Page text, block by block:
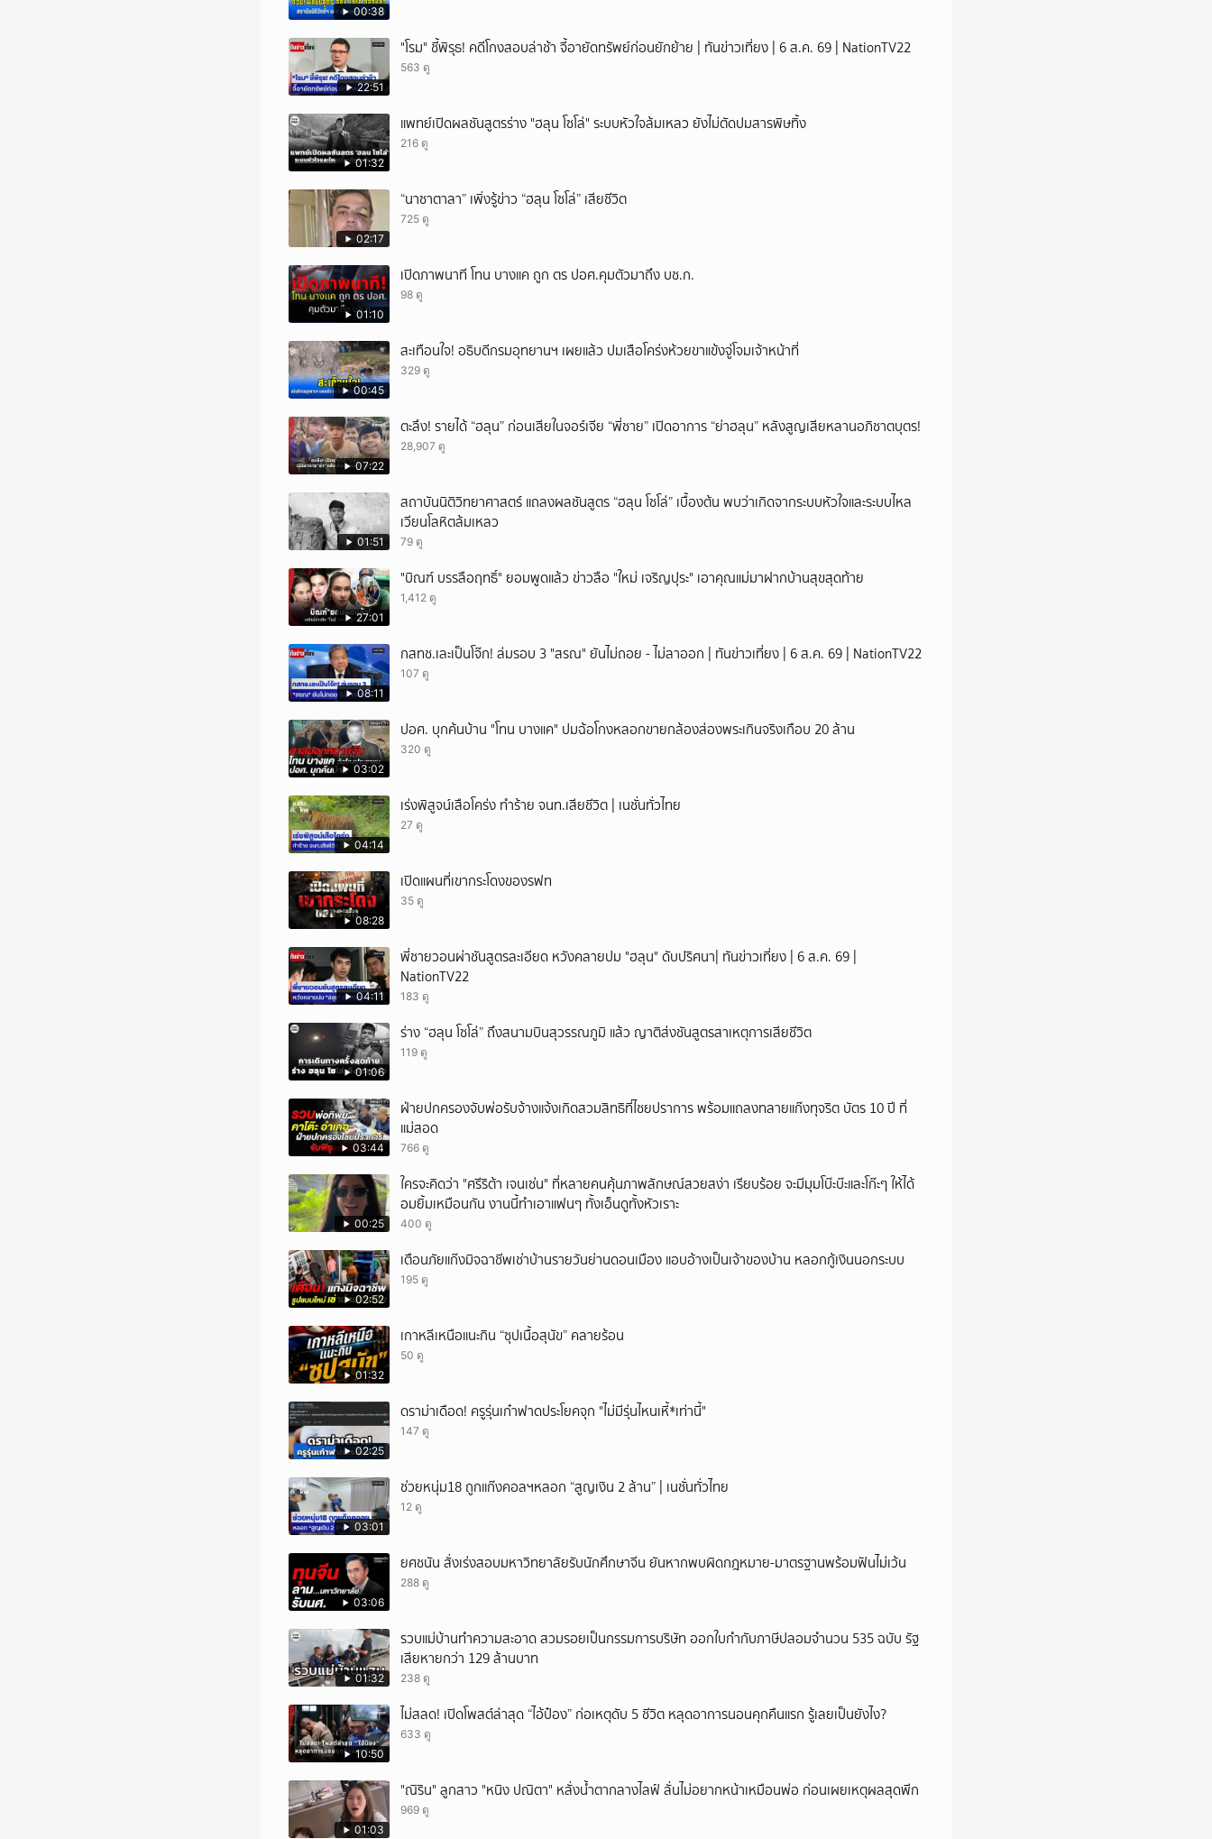
00:38
22:51
"โรม" ชี้พิรุธ! คดีโกงสอบล่าช้า จี้อายัดทรัพย์ก่อนยักย้าย | ทันข่าวเที่ยง | 6 ส.ค. 69 | NationTV22
563 ดู
01:32
แพทย์เปิดผลชันสูตรร่าง "ฮลุน โซโล่" ระบบหัวใจล้มเหลว ยังไม่ตัดปมสารพิษทิ้ง
216 ดู
02:17
“นาซาตาลา” เพิ่งรู้ข่าว “ฮลุน โซโล่” เสียชีวิต
725 ดู
01:10
เปิดภาพนาที โทน บางแค ถูก ตร ปอศ.คุมตัวมาถึง บช.ก.
98 ดู
00:45
สะเทือนใจ! อธิบดีกรมอุทยานฯ เผยแล้ว ปมเสือโคร่งห้วยขาแข้งจู่โจมเจ้าหน้าที่
329 ดู
07:22
ตะลึง! รายได้ “ฮลุน” ก่อนเสียในจอร์เจีย “พี่ชาย” เปิดอาการ “ย่าฮลุน” หลังสูญเสียหลานอภิชาตบุตร!
28,907 ดู
01:51
สถาบันนิติวิทยาศาสตร์ แถลงผลชันสูตร “ฮลุน โซโล่” เบื้องต้น พบว่าเกิดจากระบบหัวใจและระบบไหล
เวียนโลหิตล้มเหลว
79 ดู
27:01
"บิณฑ์ บรรลือฤทธิ์" ยอมพูดแล้ว ข่าวลือ "ใหม่ เจริญปุระ" เอาคุณแม่มาฝากบ้านสุขสุดท้าย
1,412 ดู
08:11
กสทช.เละเป็นโจ๊ก! ล่มรอบ 3 "สรณ" ยันไม่ถอย - ไม่ลาออก | ทันข่าวเที่ยง | 6 ส.ค. 69 | NationTV22
107 ดู
03:02
ปอศ. บุกค้นบ้าน "โทน บางแค" ปมฉ้อโกงหลอกขายกล้องส่องพระเกินจริงเกือบ 20 ล้าน
320 ดู
04:14
เร่งพิสูจน์เสือโคร่ง ทำร้าย จนท.เสียชีวิต | เนชั่นทั่วไทย
27 ดู
08:28
เปิดแผนที่เขากระโดงของรฟท
35 ดู
04:11
พี่ชายวอนผ่าชันสูตรละเอียด หวังคลายปม "ฮลุน" ดับปริศนา| ทันข่าวเที่ยง | 6 ส.ค. 69 |
NationTV22
183 ดู
01:06
ร่าง “ฮลุน โซโล่” ถึงสนามบินสุวรรณภูมิ แล้ว ญาติส่งชันสูตรสาเหตุการเสียชีวิต
119 ดู
03:44
ฝ่ายปกครองจับพ่อรับจ้างแจ้งเกิดสวมสิทธิที่ไชยปราการ พร้อมแถลงทลายแก๊งทุจริต บัตร 10 ปี ที่
แม่สอด
766 ดู
00:25
ใครจะคิดว่า "ศรีริต้า เจนเซ่น" ที่หลายคนคุ้นภาพลักษณ์สวยสง่า เรียบร้อย จะมีมุมโบ๊ะบ๊ะและโก๊ะๆ ให้ได้
อมยิ้มเหมือนกัน งานนี้ทำเอาแฟนๆ ทั้งเอ็นดูทั้งหัวเราะ
400 ดู
02:52
เตือนภัยแก๊งมิจฉาชีพเช่าบ้านรายวันย่านดอนเมือง แอบอ้างเป็นเจ้าของบ้าน หลอกกู้เงินนอกระบบ
195 ดู
01:32
เกาหลีเหนือแนะกิน “ซุปเนื้อสุนัข” คลายร้อน
50 ดู
02:25
ดราม่าเดือด! ครูรุ่นเก๋าฟาดประโยคจุก "ไม่มีรุ่นไหนเหี้*เท่านี้"
147 ดู
03:01
ช่วยหนุ่ม18 ถูกแก๊งคอลฯหลอก “สูญเงิน 2 ล้าน” | เนชั่นทั่วไทย
12 ดู
03:06
ยศชนัน สั่งเร่งสอบมหาวิทยาลัยรับนักศึกษาจีน ยันหากพบผิดกฎหมาย-มาตรฐานพร้อมฟันไม่เว้น
288 ดู
01:32
รวบแม่บ้านทำความสะอาด สวมรอยเป็นกรรมการบริษัท ออกใบกำกับภาษีปลอมจำนวน 535 ฉบับ รัฐ
เสียหายกว่า 129 ล้านบาท
238 ดู
10:50
ไม่สลด! เปิดโพสต์ล่าสุด “ไอ้ป๋อง” ก่อเหตุดับ 5 ชีวิต หลุดอาการนอนคุกคืนแรก รู้เลยเป็นยังไง?
633 ดู
01:03
"ณิริน" ลูกสาว "หนิง ปณิตา" หลั่งน้ำตากลางไลฟ์ ลั่นไม่อยากหน้าเหมือนพ่อ ก่อนเผยเหตุผลสุดพีก
969 ดู
ยกเลิก